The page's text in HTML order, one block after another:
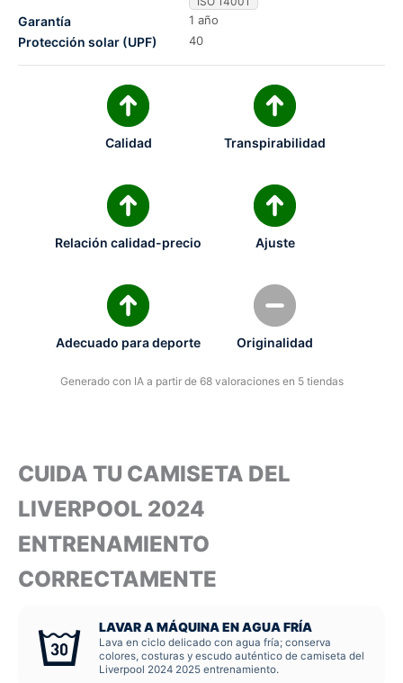
Garantía 1 año
Protección solar (UPF) 40
Calidad Transpirabilidad
Relación calidad-precio Ajuste
Adecuado para deporte Originalidad
Generado con IA a partir de 68 valoraciones en 5 tiendas
CUIDA TU CAMISETA DEL
LIVERPOOL 2024
ENTRENAMIENTO
CORRECTAMENTE
LAVAR A MÁQUINA EN AGUA FRÍA
Lava en ciclo delicado con agua fría; conserva
colores, costuras y escudo auténtico de camiseta del
Liverpool 2024 2025 entrenamiento.